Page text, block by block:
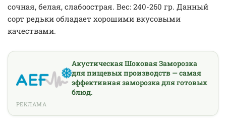
сочная, белая, слабоострая. Вес: 240-260 гр. Данный
сорт редьки обладает хорошими вкусовыми
качествами.
Акустическая Шоковая Заморозка
для пищевых производств — самая
эффективная заморозка для готовых
блюд.
РЕКЛАМА